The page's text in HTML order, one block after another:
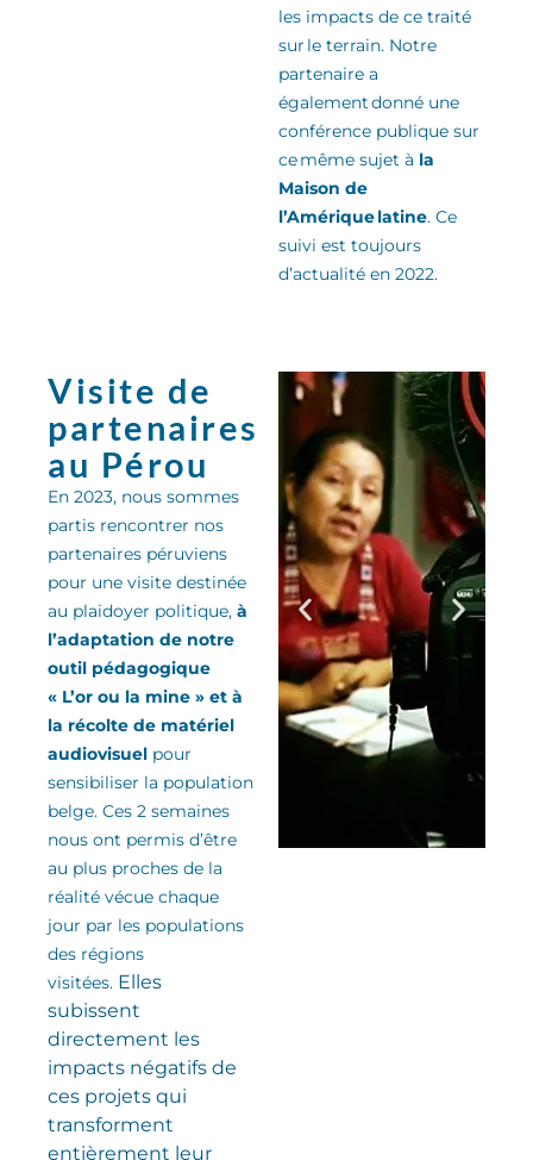
les impacts de ce traité
sur le terrain. Notre
partenaire a
également donné une
conférence publique sur
ce même sujet à la
Maison de
l’Amérique latine. Ce
suivi est toujours
d’actualité en 2022.
Visite de
partenaires
au Pérou
En 2023, nous sommes
partis rencontrer nos
partenaires péruviens
pour une visite destinée
au plaidoyer politique, à
l’adaptation de notre
outil pédagogique
« L’or ou la mine » et à
la récolte de matériel
audiovisuel pour
sensibiliser la population
belge. Ces 2 semaines
nous ont permis d’être
au plus proches de la
réalité vécue chaque
jour par les populations
des régions
visitées. Elles
subissent
directement les
impacts négatifs de
ces projets qui
transforment
entièrement leur